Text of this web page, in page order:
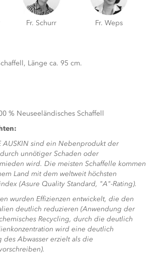
Fr. Schurr Fr. Weps
Länge ca. 95 cm.
% Neuseeländisches Schaffell
AUSKIN sind ein Nebenprodukt der
unnötiger Schaden oder
wird. Die meisten Schaffelle kommen
Land mit dem weltweit höchsten
(Asure Quality Standard, "A"-Rating).
wurden Effizienzen entwickelt, die den
deutlich reduzieren (Anwendung der
Recycling, durch die deutlich
wird eine deutlich
des Abwasser erzielt als die